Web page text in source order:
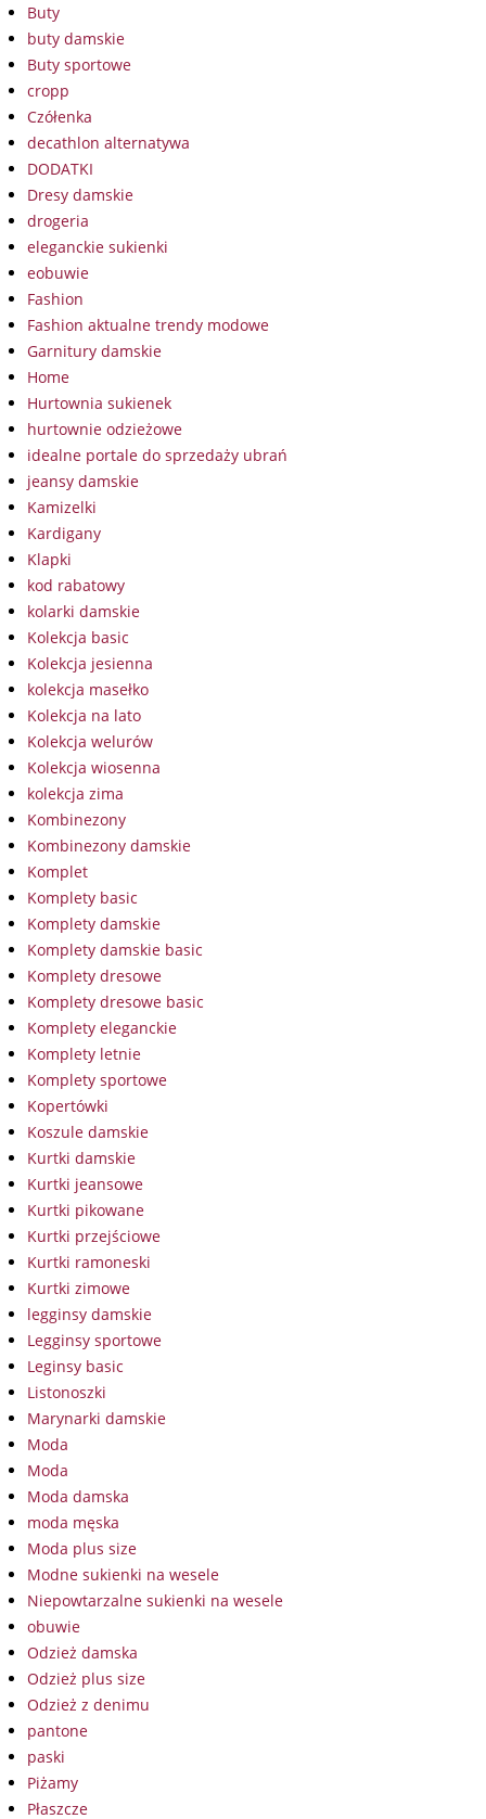
Buty
buty damskie
Buty sportowe
cropp
Czółenka
decathlon alternatywa
DODATKI
Dresy damskie
drogeria
eleganckie sukienki
eobuwie
Fashion
Fashion aktualne trendy modowe
Garnitury damskie
Home
Hurtownia sukienek
hurtownie odzieżowe
idealne portale do sprzedaży ubrań
jeansy damskie
Kamizelki
Kardigany
Klapki
kod rabatowy
kolarki damskie
Kolekcja basic
Kolekcja jesienna
kolekcja masełko
Kolekcja na lato
Kolekcja welurów
Kolekcja wiosenna
kolekcja zima
Kombinezony
Kombinezony damskie
Komplet
Komplety basic
Komplety damskie
Komplety damskie basic
Komplety dresowe
Komplety dresowe basic
Komplety eleganckie
Komplety letnie
Komplety sportowe
Kopertówki
Koszule damskie
Kurtki damskie
Kurtki jeansowe
Kurtki pikowane
Kurtki przejściowe
Kurtki ramoneski
Kurtki zimowe
legginsy damskie
Legginsy sportowe
Leginsy basic
Listonoszki
Marynarki damskie
Moda
Moda
Moda damska
moda męska
Moda plus size
Modne sukienki na wesele
Niepowtarzalne sukienki na wesele
obuwie
Odzież damska
Odzież plus size
Odzież z denimu
pantone
paski
Piżamy
Płaszcze